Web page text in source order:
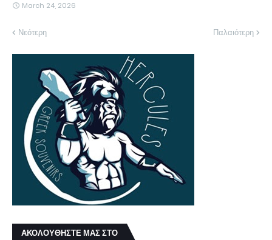
March 24, 2026
Νεότερη Παλαιότερη
ΑΚΟΛΟΥΘΗΣΤΕ ΜΑΣ ΣΤΟ